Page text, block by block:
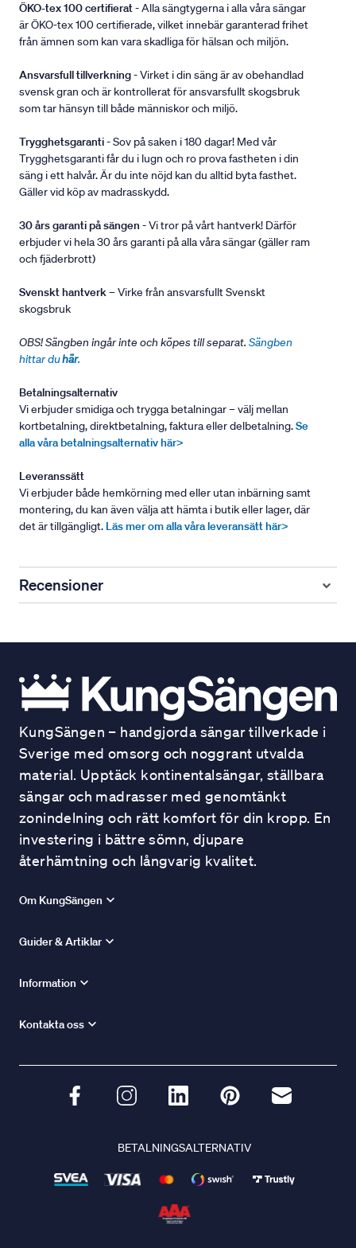
ÖKO-tex 100 certifierat- Alla sängtygerna i alla våra sängar
är ÖKO-tex 100 certifierade, vilket innebär garanterad frihet
från ämnen som kan vara skadliga för hälsan och miljön.
Ansvarsfull tillverkning- Virket i din säng är av obehandlad
svensk gran och är kontrollerat för ansvarsfullt skogsbruk
som tar hänsyn till både människor och miljö.
Trygghetsgaranti- Sov på saken i 180 dagar! Med vår
Trygghetsgaranti får du i lugn och ro prova fastheten i din
säng i ett halvår. Är du inte nöjd kan du alltid byta fasthet.
Gäller vid köp av madrasskydd.
30 års garanti på sängen - Vi tror på vårt hantverk! Därför
erbjuder vi hela 30 års garanti på alla våra sängar (gäller ram
och fjäderbrott)
Svenskt hantverk– Virke från ansvarsfullt Svenskt
skogsbruk
OBS! Sängben ingår inte och köpes till separat. Sängben
hittar duhär.
Betalningsalternativ
Vi erbjuder smidiga och trygga betalningar – välj mellan
kortbetalning, direktbetalning, faktura eller delbetalning.Se
alla våra betalningsalternativ här>
Leveranssätt
Vi erbjuder både hemkörning med eller utan inbärning samt
montering, du kan även välja att hämta i butik eller lager, där
det är tillgängligt. Läs mer om alla våra leveransätt här>
Recensioner
KungSängen – handgjorda sängar tillverkade i
Sverige med omsorg och noggrant utvalda
material. Upptäck kontinentalsängar, ställbara
sängar och madrasser med genomtänkt
zonindelning och rätt komfort för din kropp. En
investering i bättre sömn, djupare
återhämtning och långvarig kvalitet.
Om KungSängen
Guider & Artiklar
Information
Kontakta oss
BETALNINGSALTERNATIV